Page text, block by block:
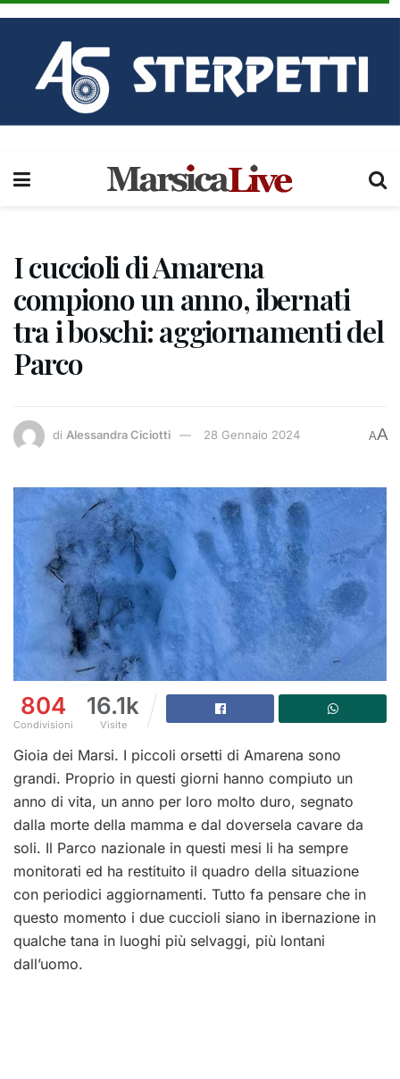
I cuccioli di Amarena
compiono un anno, ibernati
tra i boschi: aggiornamenti del
Parco
di Alessandra Ciciotti 28 Gennaio 2024 AA
804
Condivisioni
16.1k
Visite
Gioia dei Marsi. I piccoli orsetti di Amarena sono
grandi. Proprio in questi giorni hanno compiuto un
anno di vita, un anno per loro molto duro, segnato
dalla morte della mamma e dal doversela cavare da
soli. Il Parco nazionale in questi mesi li ha sempre
monitorati ed ha restituito il quadro della situazione
con periodici aggiornamenti. Tutto fa pensare che in
questo momento i due cuccioli siano in ibernazione in
qualche tana in luoghi più selvaggi, più lontani
dall’uomo.